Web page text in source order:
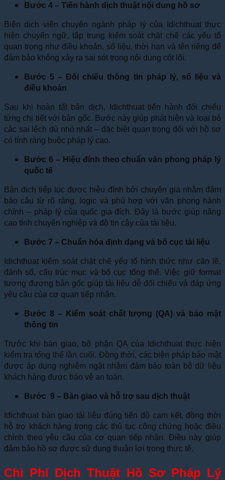
Bước 4 – Tiến hành dịch thuật nội dung hồ sơ
Biên dịch viên chuyên ngành pháp lý của Idichthuat thực
hiện chuyển ngữ, tập trung kiểm soát chặt chẽ các yếu tố
quan trọng như điều khoản, số liệu, thời hạn và tên riêng để
đảm bảo không xảy ra sai sót trong nội dung cốt lõi.
Bước 5 – Đối chiếu thông tin pháp lý, số liệu và
điều khoản
Sau khi hoàn tất bản dịch, Idichthuat tiến hành đối chiếu
từng chi tiết với bản gốc. Bước này giúp phát hiện và loại bỏ
các sai lệch dù nhỏ nhất – đặc biệt quan trọng đối với hồ sơ
có tính ràng buộc pháp lý cao.
Bước 6 – Hiệu đính theo chuẩn văn phong pháp lý
quốc tế
Bản dịch tiếp tục được hiệu đính bởi chuyên gia nhằm đảm
bảo câu từ rõ ràng, logic và phù hợp với văn phong hành
chính – pháp lý của quốc gia đích. Đây là bước giúp nâng
cao tính chuyên nghiệp và độ tin cậy của tài liệu.
Bước 7 – Chuẩn hóa định dạng và bố cục tài liệu
Idichthuat kiểm soát chặt chẽ yếu tố hình thức như căn lề,
đánh số, cấu trúc mục và bố cục tổng thể. Việc giữ format
tương đương bản gốc giúp tài liệu dễ đối chiếu và đáp ứng
yêu cầu của cơ quan tiếp nhận.
Bước 8 – Kiểm soát chất lượng (QA) và bảo mật
thông tin
Trước khi bàn giao, bộ phận QA của Idichthuat thực hiện
kiểm tra tổng thể lần cuối. Đồng thời, các biện pháp bảo mật
được áp dụng nghiêm ngặt nhằm đảm bảo toàn bộ dữ liệu
khách hàng được bảo vệ an toàn.
Bước 9 – Bàn giao và hỗ trợ sau dịch thuật
Idichthuat bàn giao tài liệu đúng tiến độ cam kết, đồng thời
hỗ trợ khách hàng trong các thủ tục công chứng hoặc điều
chỉnh theo yêu cầu của cơ quan tiếp nhận. Điều này giúp
đảm bảo hồ sơ được sử dụng thuận lợi trong thực tế.
Chi Phí Dịch Thuật Hồ Sơ Pháp Lý